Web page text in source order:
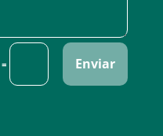
= Enviar